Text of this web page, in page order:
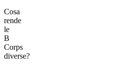
Cosa
rende
le
B
Corps
diverse?